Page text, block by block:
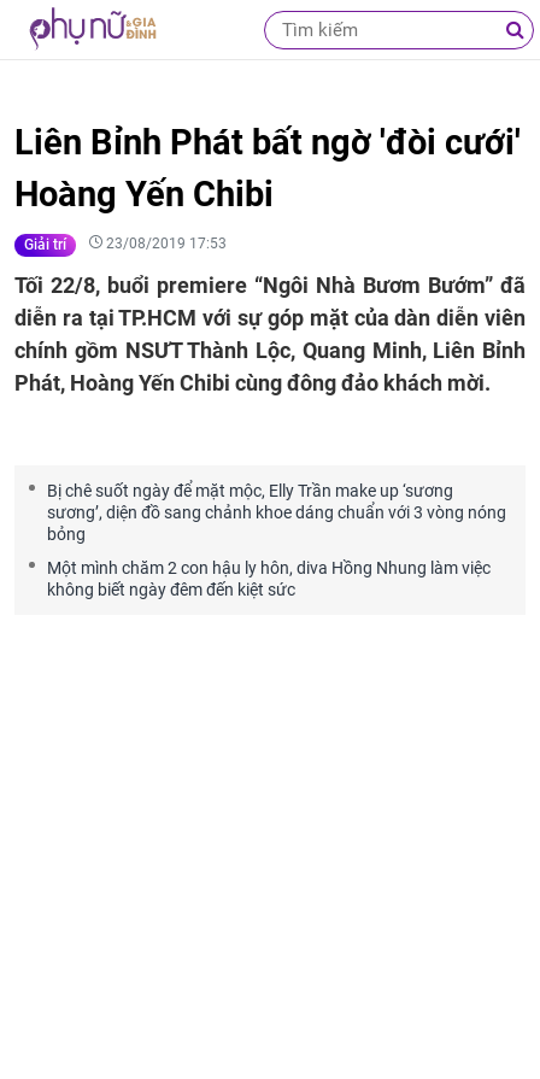
Liên Bỉnh Phát bất ngờ 'đòi cưới'
Hoàng Yến Chibi
Giải trí 23/08/2019 17:53
Tối 22/8, buổi premiere “Ngôi Nhà Bươm Bướm” đã
diễn ra tại TP.HCM với sự góp mặt của dàn diễn viên
chính gồm NSƯT Thành Lộc, Quang Minh, Liên Bỉnh
Phát, Hoàng Yến Chibi cùng đông đảo khách mời.
Bị chê suốt ngày để mặt mộc, Elly Trần make up ‘sương
sương’, diện đồ sang chảnh khoe dáng chuẩn với 3 vòng nóng
bỏng
Một mình chăm 2 con hậu ly hôn, diva Hồng Nhung làm việc
không biết ngày đêm đến kiệt sức